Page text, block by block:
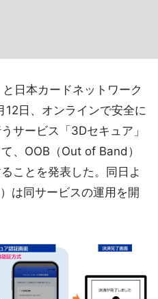
日本カードネットワーク
12日、オンラインで安全に
サービス「3Dセキュア」
、OOB（Out of Band）
ことを発表した。同日よ
は同サービスの運用を開